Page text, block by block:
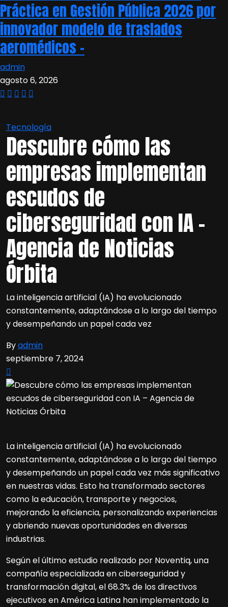
Práctica en Gestión Pública 2026 por
innovador modelo de traslados
aeromédicos –
admin
agosto 6, 2026
Tecnología
Descubre cómo las
empresas implementan
escudos de
ciberseguridad con IA –
Agencia de Noticias
Órbita
La inteligencia artificial (IA) ha evolucionado
constantemente, adaptándose a lo largo del tiempo
y desempeñando un papel cada vez
Byadmin
septiembre 7, 2024
La inteligencia artificial (IA) ha evolucionado
constantemente, adaptándose a lo largo del tiempo
y desempeñando un papel cada vez más significativo
en nuestras vidas. Esto ha transformado sectores
como la educación, transporte y negocios,
mejorando la eficiencia, personalizando experiencias
y abriendo nuevas oportunidades en diversas
industrias.
Según el último estudio realizado por Noventiq, una
compañía especializada en ciberseguridad y
transformación digital, el 68.3% de los directivos
ejecutivos en América Latina han implementado la